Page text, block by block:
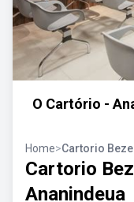
O Cartório -
Home>Cartorio
Cartorio
Ananindeua